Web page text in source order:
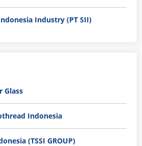
Industry (PT SII)
Glass
Indonesia
(TSSI GROUP)